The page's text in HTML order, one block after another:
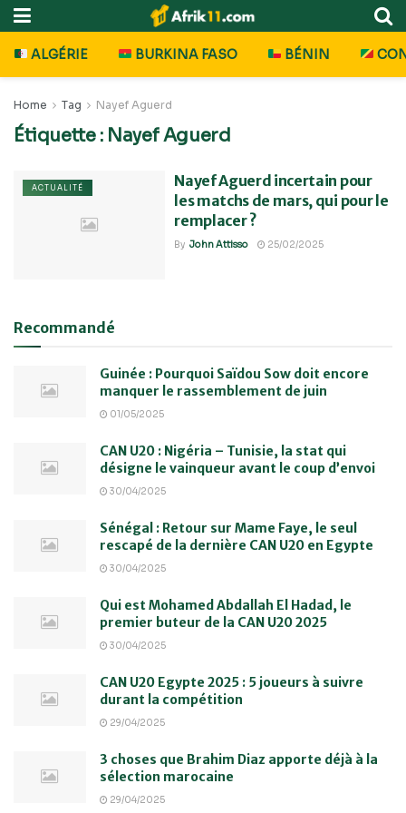
ALGÉRIE BURKINA FASO BÉNIN
Home Tag Nayef Aguerd
Étiquette : Nayef Aguerd
ACTUALITÉ
Nayef Aguerd incertain pour
les matchs de mars, qui pour le
remplacer ?
By John Attisso 25/02/2025
Recommandé
Guinée : Pourquoi Saïdou Sow doit encore
manquer le rassemblement de juin
01/05/2025
CAN U20 : Nigéria – Tunisie, la stat qui
désigne le vainqueur avant le coup d’envoi
30/04/2025
Sénégal : Retour sur Mame Faye, le seul
rescapé de la dernière CAN U20 en Egypte
30/04/2025
Qui est Mohamed Abdallah El Hadad, le
premier buteur de la CAN U20 2025
30/04/2025
CAN U20 Egypte 2025 : 5 joueurs à suivre
durant la compétition
29/04/2025
3 choses que Brahim Diaz apporte déjà à la
sélection marocaine
29/04/2025